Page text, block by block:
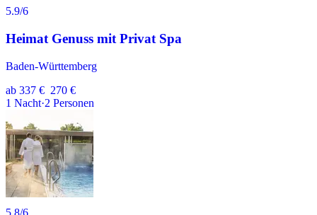
5.9/6
Heimat Genuss mit Privat Spa
Baden-Württemberg
ab 337 € 270 €
1 Nacht·2 Personen
5.8/6